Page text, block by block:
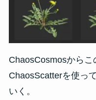
ChaosCosmosからこ
ChaosScatterを使っ
いく。